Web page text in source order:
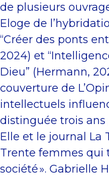
de plusieurs
Eloge de
“Créer des ponts
2024) et
Dieu” (Hermann,
couverture de
intellectuels
distinguée trois
Elle et le journal La
Trente femmes qui
société ». Gabrielle